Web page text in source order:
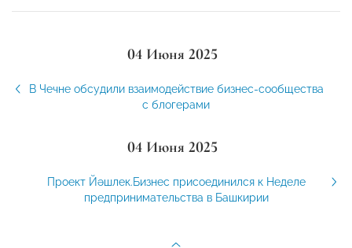
04 Июня 2025
В Чечне обсудили взаимодействие бизнес-сообщества
с блогерами
04 Июня 2025
Проект Йәшлек.Бизнес присоединился к Неделе
предпринимательства в Башкирии